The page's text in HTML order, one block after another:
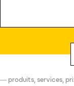
produits, services,